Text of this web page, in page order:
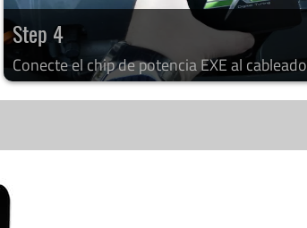
Step 4
Conecte el chip de potencia EXE al cableado